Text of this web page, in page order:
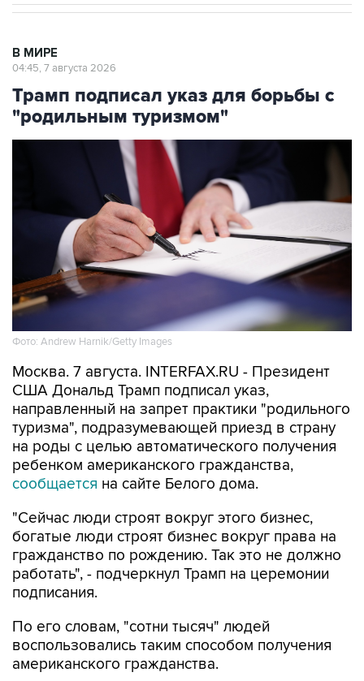
В МИРЕ
04:45, 7 августа 2026
Трамп подписал указ для борьбы с
"родильным туризмом"
Фото: Andrew Harnik/Getty Images
Москва. 7 августа. INTERFAX.RU - Президент
США Дональд Трамп подписал указ,
направленный на запрет практики "родильного
туризма", подразумевающей приезд в страну
на роды с целью автоматического получения
ребенком американского гражданства,
сообщается на сайте Белого дома.
"Сейчас люди строят вокруг этого бизнес,
богатые люди строят бизнес вокруг права на
гражданство по рождению. Так это не должно
работать", - подчеркнул Трамп на церемонии
подписания.
По его словам, "сотни тысяч" людей
воспользовались таким способом получения
американского гражданства.